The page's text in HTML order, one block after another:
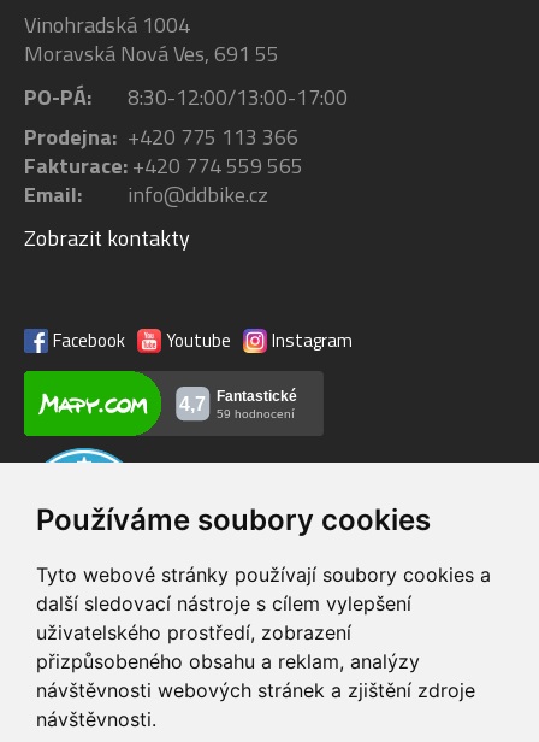
Používáme soubory cookies
Tyto webové stránky používají soubory cookies a
další sledovací nástroje s cílem vylepšení
uživatelského prostředí, zobrazení
přizpůsobeného obsahu a reklam, analýzy
návštěvnosti webových stránek a zjištění zdroje
návštěvnosti.
Vinohradská 1004
Moravská Nová Ves, 691 55
PO-PÁ:
8:30-12:00/13:00-17:00
Prodejna: +420 775 113 366
Fakturace:+420 774 559 565
Email:
info@ddbike.cz
Zobrazit kontakty
Facebook Youtube Instagram
VIP servis
na zakoupená
elektrokola
Testovací trať
možnost vyzkoušet si
elektrokola
Doprava ZDARMA